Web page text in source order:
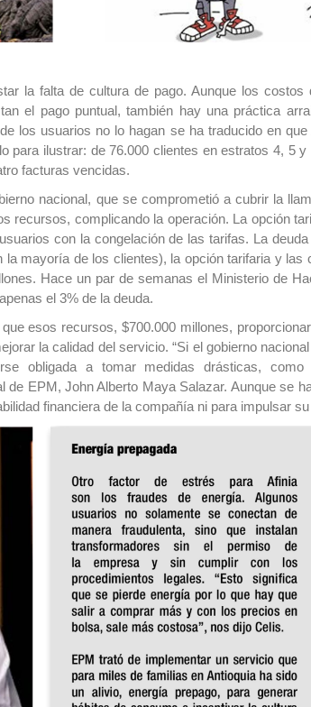
la falta de cultura de pago. Aunque los costos
el pago puntual, también hay una práctica
los usuarios no lo hagan se ha traducido en que
para ilustrar: de 76.000 clientes en estratos 4, 5 y
facturas vencidas.
nacional, que se comprometió a cubrir la
recursos, complicando la operación. La opción
con la congelación de las tarifas. La
mayoría de los clientes), la opción tarifaria y las
Hace un par de semanas el Ministerio de
el 3% de la deuda.
esos recursos, $700.000 millones,
la calidad del servicio. “Si el gobierno
obligada a tomar medidas drásticas, como
de EPM, John Alberto Maya Salazar. Aunque se
financiera de la compañía ni para impulsar